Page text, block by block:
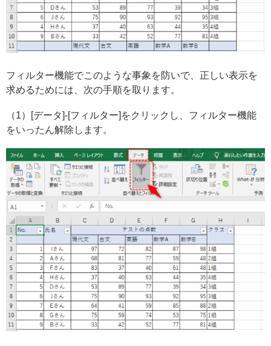
フィルター機能でこのような事象を防いで、正しい表示を
求めるためには、次の手順を取ります。
（1）[データ]-[フィルター]をクリックし、フィルター機能
をいったん解除します。